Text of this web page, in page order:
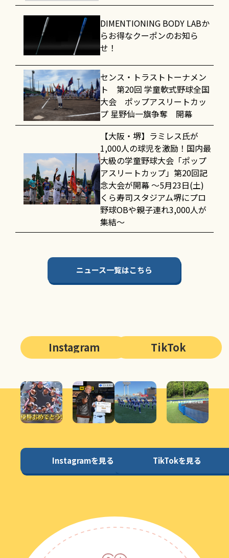
DIMENTIONING BODY LABか
らお得なクーポンのお知ら
せ！
センス・トラストトーナメン
ト 第20回 学童軟式野球全国
大会 ポップアスリートカッ
プ 星野仙一旗争奪 開幕
【大阪・堺】ラミレス氏が
1,000人の球児を激励！国内最
大級の学童野球大会「ポップ
アスリートカップ」第20回記
念大会が開幕 〜5月23日(土)
くら寿司スタジアム堺にプロ
野球OBや親子連れ3,000人が
集結〜
ニュース一覧はこちら
Instagram
Instagramを見る
TikTok
TikTokを見る